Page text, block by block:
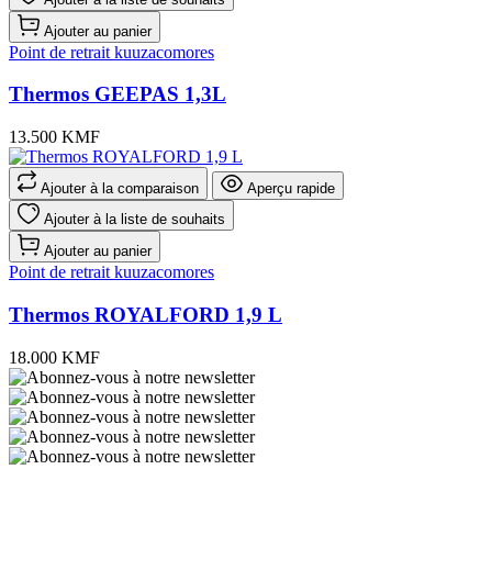
Ajouter au panier
Point de retrait kuuzacomores
Thermos GEEPAS 1,3L
13.500 KMF
Ajouter à la comparaison
Aperçu rapide
Ajouter à la liste de souhaits
Ajouter au panier
Point de retrait kuuzacomores
Thermos ROYALFORD 1,9 L
18.000 KMF